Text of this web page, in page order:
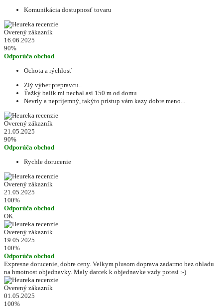
Komunikácia dostupnosť tovaru
Overený zákazník
16.06.2025
90%
Odporúča obchod
Ochota a rýchlosť
Zlý výber prepravcu..
Ťažký balík mi nechal asi 150 m od domu
Nevrly a nepríjemný, takýto prístup vám kazy dobre meno...
Overený zákazník
21.05.2025
90%
Odporúča obchod
Rychle dorucenie
Overený zákazník
21.05.2025
100%
Odporúča obchod
OK.
Overený zákazník
19.05.2025
100%
Odporúča obchod
Expresne dorucenie, dobre ceny. Velkym plusom doprava zadarmo bez ohladu
na hmotnost objednavky. Maly darcek k objednavke vzdy potesi :-)
Overený zákazník
01.05.2025
100%